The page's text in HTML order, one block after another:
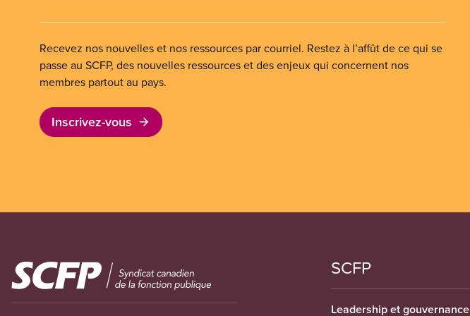
Recevez nos nouvelles et nos ressources par courriel. Restez à l’affût de ce qui se
passe au SCFP, des nouvelles ressources et des enjeux qui concernent nos
membres partout au pays.
Inscrivez-vous
Image SCFP
Leadership et gouvernance